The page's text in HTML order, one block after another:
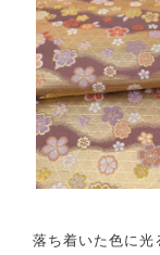
落ち着いた色に光